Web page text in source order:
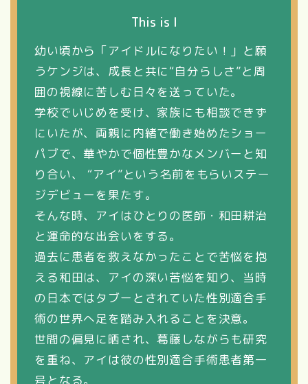
This is I
幼い頃から「アイドルになりたい！」と願
うケンジは、成長と共に“自分らしさ”と周
囲の視線に苦しむ日々を送っていた。
学校でいじめを受け、家族にも相談できず
にいたが、両親に内緒で働き始めたショー
パブで、華やかで個性豊かなメンバーと知
り合い、 “アイ”という名前をもらいステー
ジデビューを果たす。
そんな時、アイはひとりの医師・和田耕治
と運命的な出会いをする。
過去に患者を救えなかったことで苦悩を抱
える和田は、アイの深い苦悩を知り、当時
の日本ではタブーとされていた性別適合手
術の世界へ足を踏み入れることを決意。
世間の偏見に晒され、葛藤しながらも研究
を重ね、アイは彼の性別適合手術患者第一
号となる。